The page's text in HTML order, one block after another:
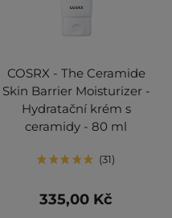
COSRX - The Ceramide
Skin Barrier Moisturizer -
Hydratační krém s
ceramidy - 80 ml
31
335,00 Kč